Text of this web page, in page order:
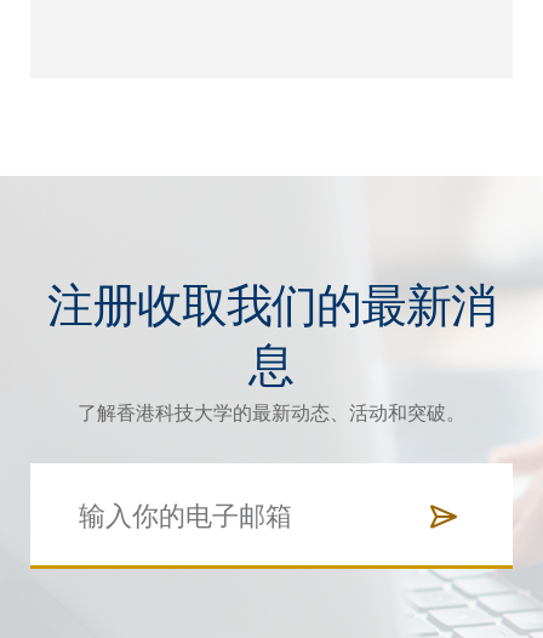
注册收取我们的最新消
息
了解香港科技大学的最新动态、活动和突破。